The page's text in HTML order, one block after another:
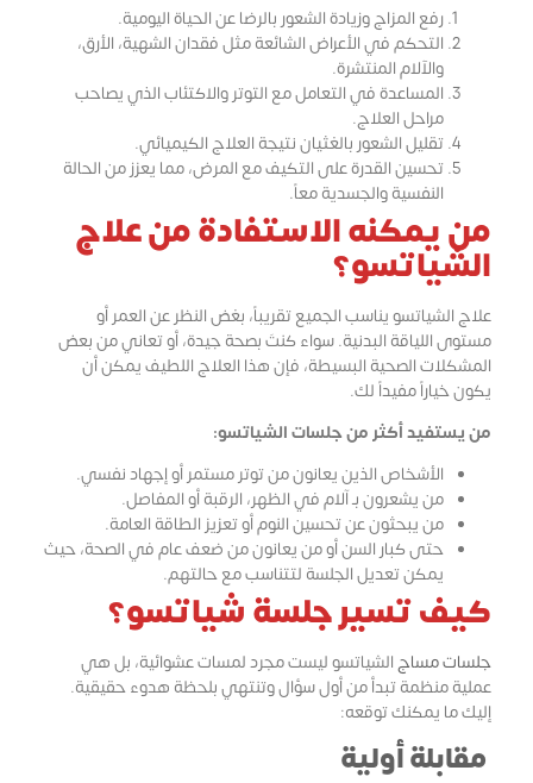
رفع المزاج وزيادة الشعور بالرضا عن الحياة اليومية.
التحكم في الأعراض الشائعة مثل فقدان الشهية، الأرق،
والآلام المنتشرة.
المساعدة في التعامل مع التوتر والاكتئاب الذي يصاحب
مراحل العلاج.
تقليل الشعور بالغثيان نتيجة العلاج الكيميائي.
تحسين القدرة على التكيف مع المرض، مما يعزز من الحالة
النفسية والجسدية معاً.
من يمكنه الاستفادة من علاج
الشياتسو؟
علاج الشياتسو يناسب الجميع تقريباً، بغض النظر عن العمر أو
مستوى اللياقة البدنية. سواء كنتَ بصحة جيدة، أو تعاني من بعض
المشكلات الصحية البسيطة، فإن هذا العلاج اللطيف يمكن أن
يكون خياراً مفيداً لك.
من يستفيد أكثر من جلسات الشياتسو:
الأشخاص الذين يعانون من توتر مستمر أو إجهاد نفسي.
من يشعرون بـ آلام في الظهر، الرقبة أو المفاصل.
من يبحثون عن تحسين النوم أو تعزيز الطاقة العامة.
حتى كبار السن أو من يعانون من ضعف عام في الصحة، حيث
يمكن تعديل الجلسة لتتناسب مع حالتهم.
كيف تسير جلسة شياتسو؟
جلسات مساجالشياتسو ليست مجرد لمسات عشوائية، بل هي
عملية منظمة تبدأ من أول سؤال وتنتهي بلحظة هدوء حقيقية.
إليك ما يمكنك توقعه:
مقابلة أولية